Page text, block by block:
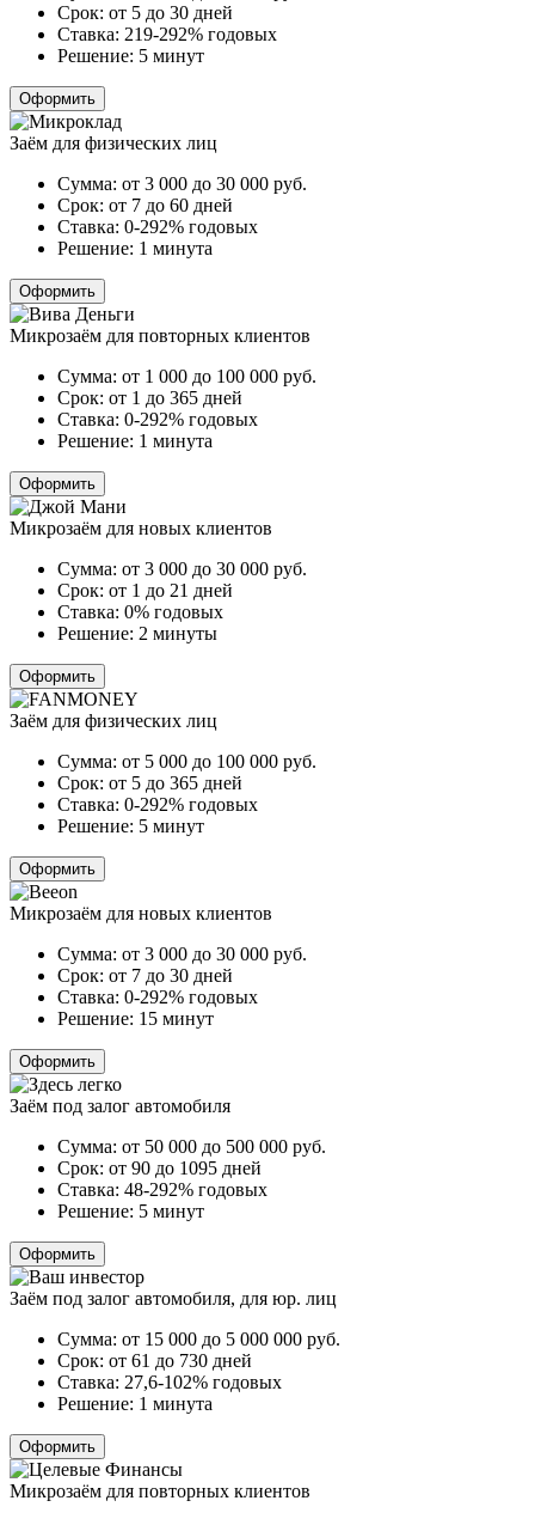
Срок: от 5 до 30 дней
Ставка: 219-292% годовых
Решение: 5 минут
Оформить
Заём для физических лиц
Сумма: от 3 000 до 30 000 руб.
Срок: от 7 до 60 дней
Ставка: 0-292% годовых
Решение: 1 минута
Оформить
Микрозаём для повторных клиентов
Сумма: от 1 000 до 100 000 руб.
Срок: от 1 до 365 дней
Ставка: 0-292% годовых
Решение: 1 минута
Оформить
Микрозаём для новых клиентов
Сумма: от 3 000 до 30 000 руб.
Срок: от 1 до 21 дней
Ставка: 0% годовых
Решение: 2 минуты
Оформить
Заём для физических лиц
Сумма: от 5 000 до 100 000 руб.
Срок: от 5 до 365 дней
Ставка: 0-292% годовых
Решение: 5 минут
Оформить
Микрозаём для новых клиентов
Сумма: от 3 000 до 30 000 руб.
Срок: от 7 до 30 дней
Ставка: 0-292% годовых
Решение: 15 минут
Оформить
Заём под залог автомобиля
Сумма: от 50 000 до 500 000 руб.
Срок: от 90 до 1095 дней
Ставка: 48-292% годовых
Решение: 5 минут
Оформить
Заём под залог автомобиля, для юр. лиц
Сумма: от 15 000 до 5 000 000 руб.
Срок: от 61 до 730 дней
Ставка: 27,6-102% годовых
Решение: 1 минута
Оформить
Микрозаём для повторных клиентов